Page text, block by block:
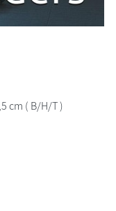
cm ( B/H/T )